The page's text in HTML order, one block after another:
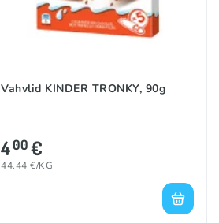
Vahvlid KINDER TRONKY, 90g
400€
44.44 €/KG